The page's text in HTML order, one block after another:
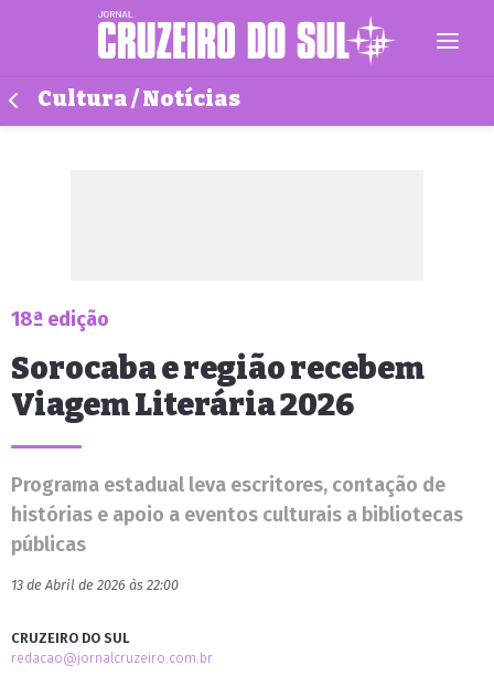
Cultura / Notícias
18ª edição
Sorocaba e região recebem
Viagem Literária 2026
Programa estadual leva escritores, contação de
histórias e apoio a eventos culturais a bibliotecas
públicas
13 de Abril de 2026 às 22:00
CRUZEIRO DO SUL
redacao@jornalcruzeiro.com.br